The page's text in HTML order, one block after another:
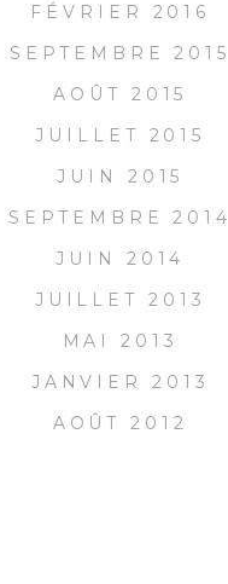
FÉVRIER 2016
SEPTEMBRE 2015
AOÛT 2015
JUILLET 2015
JUIN 2015
SEPTEMBRE 2014
JUIN 2014
JUILLET 2013
MAI 2013
JANVIER 2013
AOÛT 2012